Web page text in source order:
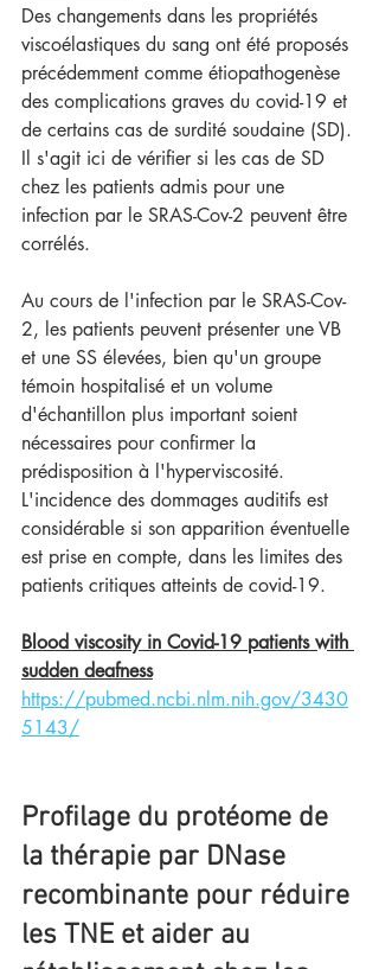
Des changements dans les propriétés
viscoélastiques du sang ont été proposés
précédemment comme étiopathogenèse
des complications graves du covid-19 et
de certains cas de surdité soudaine (SD).
Il s'agit ici de vérifier si les cas de SD
chez les patients admis pour une
infection par le SRAS-Cov-2 peuvent être
corrélés.
Au cours de l'infection par le SRAS-Cov-
2, les patients peuvent présenter une VB
et une SS élevées, bien qu'un groupe
témoin hospitalisé et un volume
d'échantillon plus important soient
nécessaires pour confirmer la
prédisposition à l'hyperviscosité.
L'incidence des dommages auditifs est
considérable si son apparition éventuelle
est prise en compte, dans les limites des
patients critiques atteints de covid-19.
Blood viscosity in Covid-19 patients with
sudden deafness
https://pubmed.ncbi.nlm.nih.gov/3430
5143/
Profilage du protéome de
la thérapie par DNase
recombinante pour réduire
les TNE et aider au